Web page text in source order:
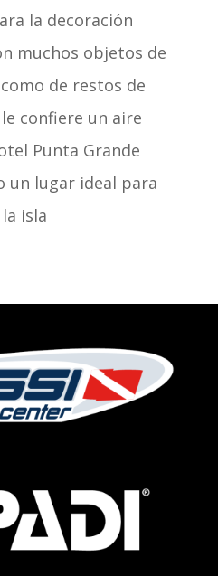
la decoración
muchos objetos de
de restos de
confiere un aire
Punta Grande
un lugar ideal para
isla